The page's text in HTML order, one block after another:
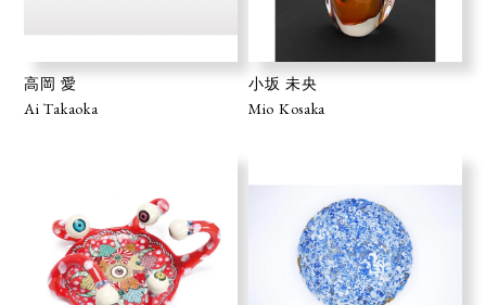
高岡 愛
Ai Takaoka
小坂 未央
Mio Kosaka